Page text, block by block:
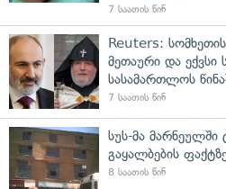
7 საათის წინ
Reuters:
მეთაური და
სასამართლოს
7 საათის წინ
სუს-მა მარნეულში
გაყალბების
8 საათის წინ